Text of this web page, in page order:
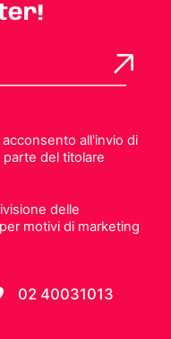
all'invio di
del titolare
delle
motivi di marketing
02 40031013